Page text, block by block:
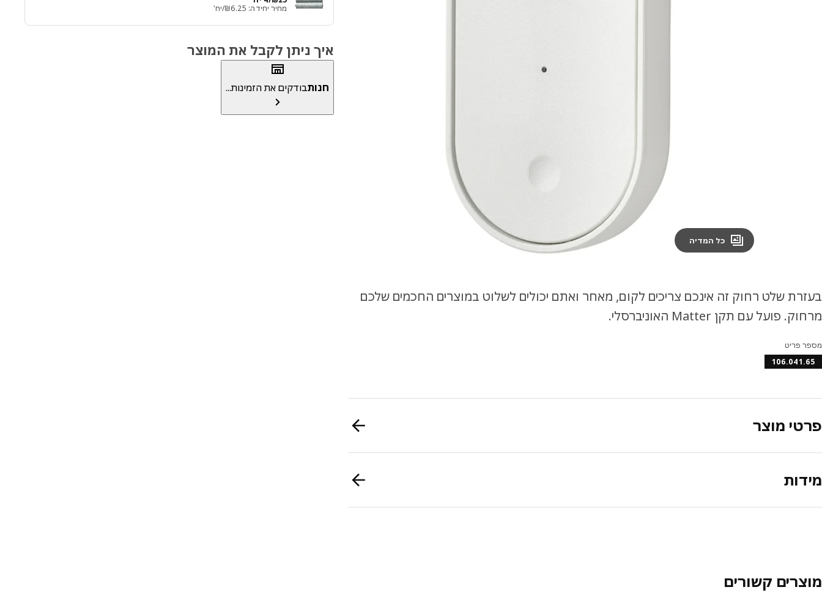
כל המדיה
מחיר יחידה: ‭6.25‬₪/יח'
איך ניתן לקבל את המוצר
חנותבודקים את הזמינות...
בעזרת שלט רחוק זה אינכם צריכים לקום, מאחר ואתם יכולים לשלוט במוצרים החכמים שלכם
מרחוק. פועל עם תקן Matter האוניברסלי.
מספר פריט
106.041.65
פרטי מוצר
מידות
מוצרים קשורים